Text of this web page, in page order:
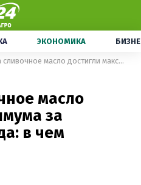
ЭКОНОМИКА
Цены на сливочное масло достигли максимума за последние 2 года: в чем причина
масло
за
в чем